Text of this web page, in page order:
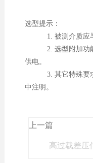
选型提示：
1. 被测介质应与
2. 选型附加功能
供电。
3. 其它特殊要求
中注明。
上一篇
高过载差压